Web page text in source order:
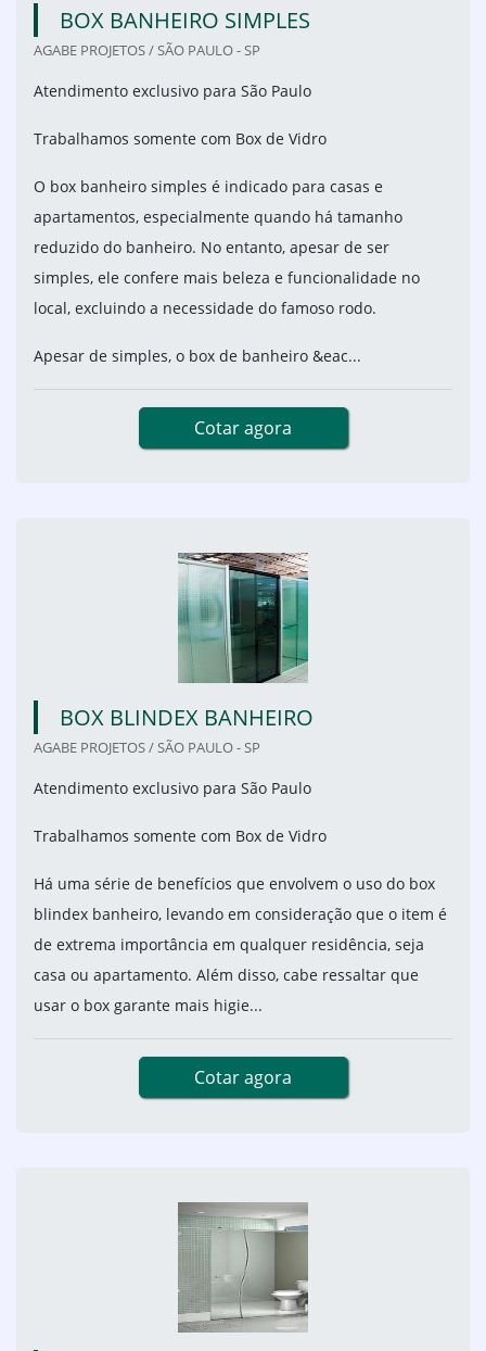
BOX BANHEIRO SIMPLES
AGABE PROJETOS / SÃO PAULO - SP
Atendimento exclusivo para São Paulo
Trabalhamos somente com Box de Vidro
O box banheiro simples é indicado para casas e
apartamentos, especialmente quando há tamanho
reduzido do banheiro. No entanto, apesar de ser
simples, ele confere mais beleza e funcionalidade no
local, excluindo a necessidade do famoso rodo.
Apesar de simples, o box de banheiro &eac...
Cotar agora
BOX BLINDEX BANHEIRO
AGABE PROJETOS / SÃO PAULO - SP
Atendimento exclusivo para São Paulo
Trabalhamos somente com Box de Vidro
Há uma série de benefícios que envolvem o uso do box
blindex banheiro, levando em consideração que o item é
de extrema importância em qualquer residência, seja
casa ou apartamento. Além disso, cabe ressaltar que
usar o box garante mais higie...
Cotar agora